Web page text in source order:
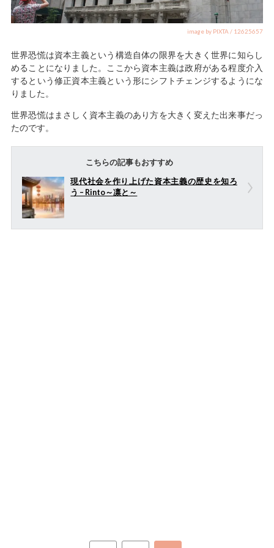
image by PIXTA / 12625657
世界恐慌は資本主義という構造自体の限界を大きく世界に知らし
めることになりました。ここから資本主義は政府がある程度介入
するという修正資本主義という形にシフトチェンジするようにな
りました。
世界恐慌はまさしく資本主義のあり方を大きく変えた出来事だっ
たのです。
こちらの記事もおすすめ
現代社会を作り上げた資本主義の歴史を知ろ
う – Rinto～凛と～